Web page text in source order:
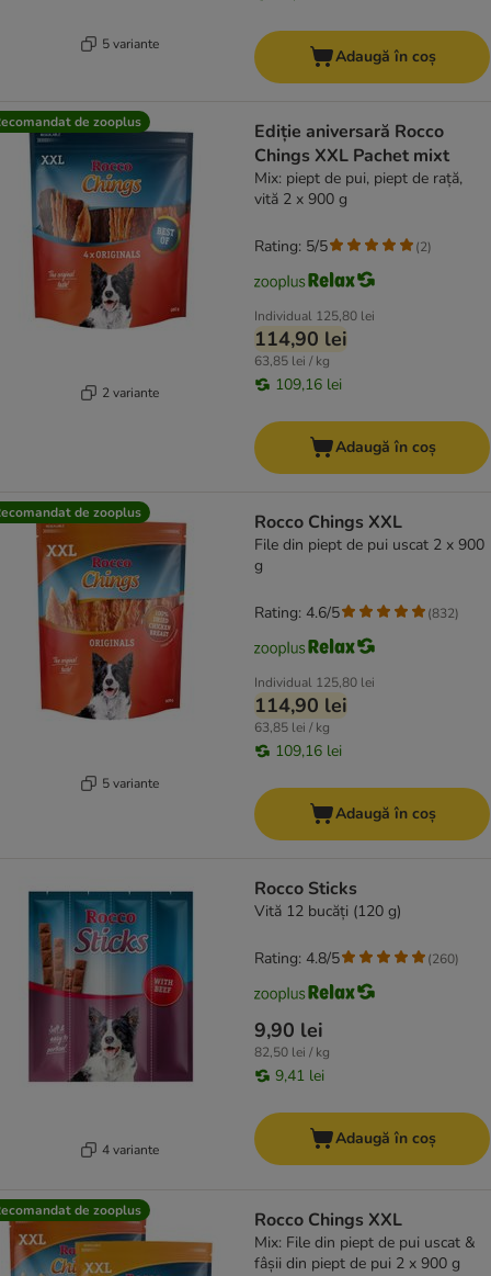
5 variante
Adaugă în coș
de zooplus
2 variante
Ediție aniversară Rocco
Chings XXL Pachet mixt
Mix: piept de pui, piept de rață,
vită 2 x 900 g
Individual 125,80 lei
114,90 lei
63,85 lei / kg
109,16 lei
Rating: 5/5 (2)
Adaugă în coș
de zooplus
5 variante
Rocco Chings XXL
File din piept de pui uscat 2 x 900
g
Individual 125,80 lei
114,90 lei
63,85 lei / kg
109,16 lei
Rating: 4.6/5 (832)
Adaugă în coș
4 variante
Rocco Sticks
Vită 12 bucăți (120 g)
9,90 lei
82,50 lei / kg
9,41 lei
Rating: 4.8/5 (260)
Adaugă în coș
de zooplus Rocco Chings XXL
Mix: File din piept de pui uscat &
fâșii din piept de pui 2 x 900 g